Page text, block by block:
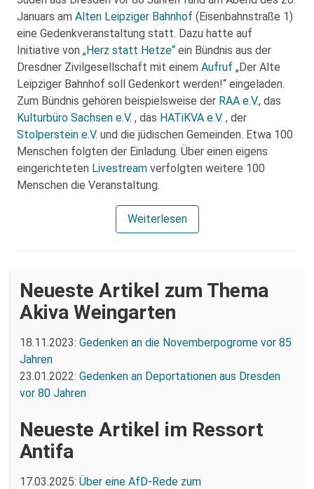
Januars am Alten Leipziger Bahnhof (Eisenbahnstraße 1)
eine Gedenkveranstaltung statt. Dazu hatte auf
Initiative von „Herz statt Hetze“ ein Bündnis aus der
Dresdner Zivilgesellschaft mit einem Aufruf „Der Alte
Leipziger Bahnhof soll Gedenkort werden!“ eingeladen.
Zum Bündnis gehören beispielsweise der RAA e.V., das
Kulturbüro Sachsen e.V. , das HATiKVA e.V. , der
Stolperstein e.V. und die jüdischen Gemeinden. Etwa 100
Menschen folgten der Einladung. Über einen eigens
eingerichteten Livestream verfolgten weitere 100
Menschen die Veranstaltung.
Weiterlesen
Neueste Artikel zum Thema
Akiva Weingarten
18.11.2023: Gedenken an die Novemberpogrome vor 85
Jahren
23.01.2022: Gedenken an Deportationen aus Dresden
vor 80 Jahren
Neueste Artikel im Ressort
Antifa
17.03.2025: Über eine AfD-Rede zum